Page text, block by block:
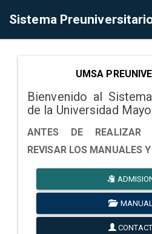
Sistema
UMSA
Bienvenido al
de la Universidad
ANTES DE REALIZAR
REVISAR LOS MANUALES